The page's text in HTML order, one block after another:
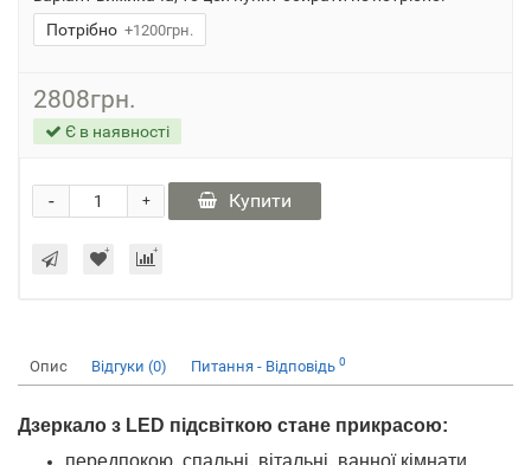
Потрібно +1200грн.
2808грн.
Є в наявності
+
- Купити
Опис Відгуки (0) Питання - Відповідь 0
Дзеркало з LED підсвіткою стане прикрасою:
передпокою, спальні, вітальні, ванної кімнати,